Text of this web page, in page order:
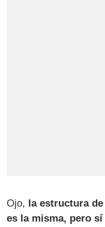
Ojo, la estructura
es la misma, pero